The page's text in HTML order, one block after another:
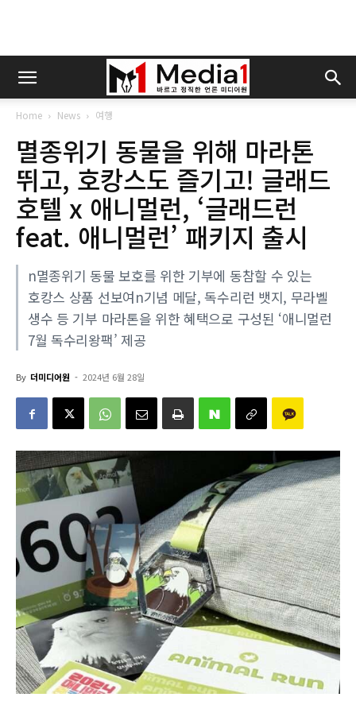
Home News 여행
멸종위기 동물을 위해 마라톤
뛰고, 호캉스도 즐기고! 글래드
호텔 x 애니멀런, ‘글래드런
feat. 애니멀런’ 패키지 출시
n멸종위기 동물 보호를 위한 기부에 동참할 수 있는
호캉스 상품 선보여n기념 메달, 독수리런 뱃지, 무라벨
생수 등 기부 마라톤을 위한 혜택으로 구성된 ‘애니멀런
7월 독수리왕팩’ 제공
By 더미디어원 - 2024년 6월 28일